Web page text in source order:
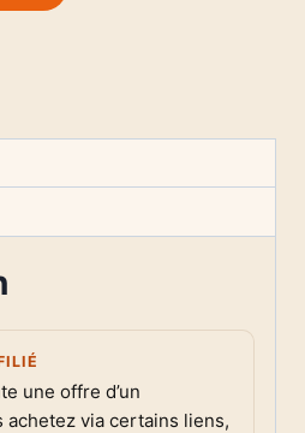
une offre d’un
achetez via certains liens,